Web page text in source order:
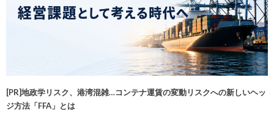
[PR]地政学リスク、港湾混雑…コンテナ運賃の変動リスクへの新しいヘッ
ジ方法「FFA」とは